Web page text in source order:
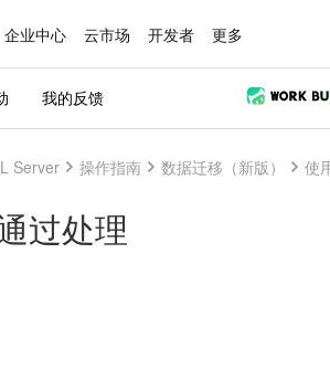
企业中心 云市场 开发者 更多
我的反馈
Server 操作指南 数据迁移（新版） 使
过处理